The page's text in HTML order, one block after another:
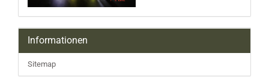
Informationen
Sitemap